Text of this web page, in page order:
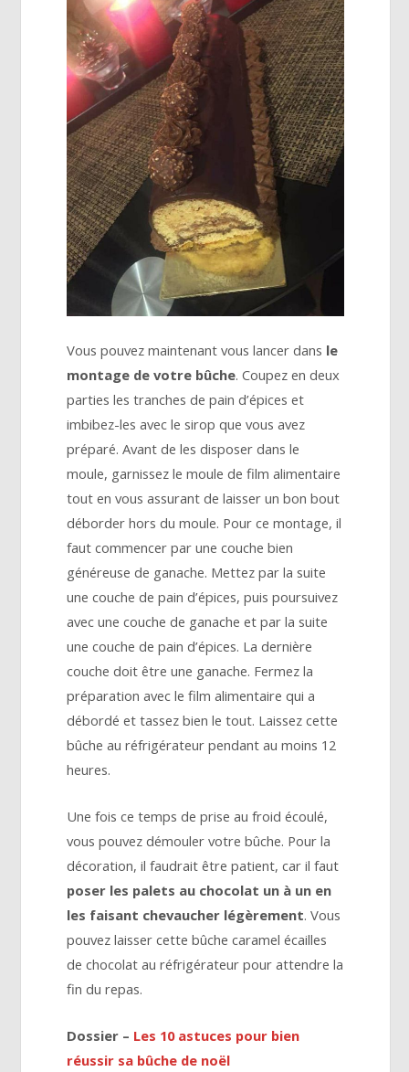
Vous pouvez maintenant vous lancer dans le
montage de votre bûche. Coupez en deux
parties les tranches de pain d’épices et
imbibez-les avec le sirop que vous avez
préparé. Avant de les disposer dans le
moule, garnissez le moule de film alimentaire
tout en vous assurant de laisser un bon bout
déborder hors du moule. Pour ce montage, il
faut commencer par une couche bien
généreuse de ganache. Mettez par la suite
une couche de pain d’épices, puis poursuivez
avec une couche de ganache et par la suite
une couche de pain d’épices. La dernière
couche doit être une ganache. Fermez la
préparation avec le film alimentaire qui a
débordé et tassez bien le tout. Laissez cette
bûche au réfrigérateur pendant au moins 12
heures.
Une fois ce temps de prise au froid écoulé,
vous pouvez démouler votre bûche. Pour la
décoration, il faudrait être patient, car il faut
poser les palets au chocolat un à un en
les faisant chevaucher légèrement. Vous
pouvez laisser cette bûche caramel écailles
de chocolat au réfrigérateur pour attendre la
fin du repas.
Dossier – Les 10 astuces pour bien
réussir sa bûche de noël